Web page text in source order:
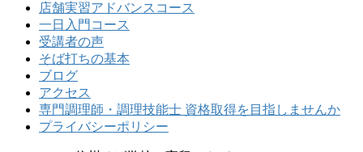
店舗実習アドバンスコース
一日入門コース
受講者の声
そば打ちの基本
ブログ
アクセス
専門調理師・調理技能士 資格取得を目指しませんか
プライバシーポリシー